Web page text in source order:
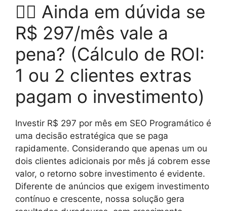
🤷‍♂️ Ainda em dúvida se
R$ 297/mês vale a
pena? (Cálculo de ROI:
1 ou 2 clientes extras
pagam o investimento)
Investir R$ 297 por mês em SEO Programático é
uma decisão estratégica que se paga
rapidamente. Considerando que apenas um ou
dois clientes adicionais por mês já cobrem esse
valor, o retorno sobre investimento é evidente.
Diferente de anúncios que exigem investimento
contínuo e crescente, nossa solução gera